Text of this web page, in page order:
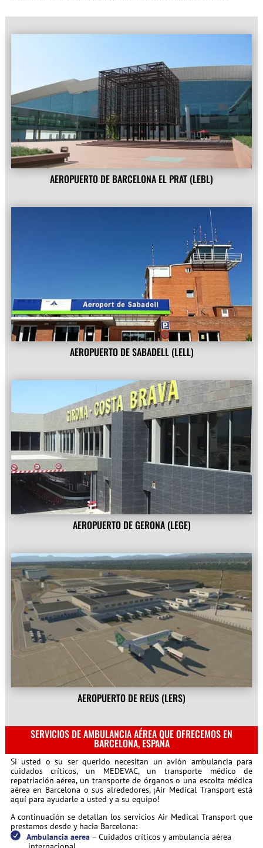
AEROPUERTO DE BARCELONA EL PRAT (LEBL)
AEROPUERTO DE SABADELL (LELL)
AEROPUERTO DE GERONA (LEGE)
AEROPUERTO DE REUS (LERS)
SERVICIOS DE AMBULANCIA AÉREA QUE OFRECEMOS EN
BARCELONA, ESPAÑA
Si usted o su ser querido necesitan un avión ambulancia para
cuidados críticos, un MEDEVAC, un transporte médico de
repatriación aérea, un transporte de órganos o una escolta médica
aérea en Barcelona o sus alrededores, ¡Air Medical Transport está
aquí para ayudarle a usted y a su equipo!
A continuación se detallan los servicios Air Medical Transport que
prestamos desde y hacia Barcelona:
Ambulancia aerea– Cuidados críticos y ambulancia aérea